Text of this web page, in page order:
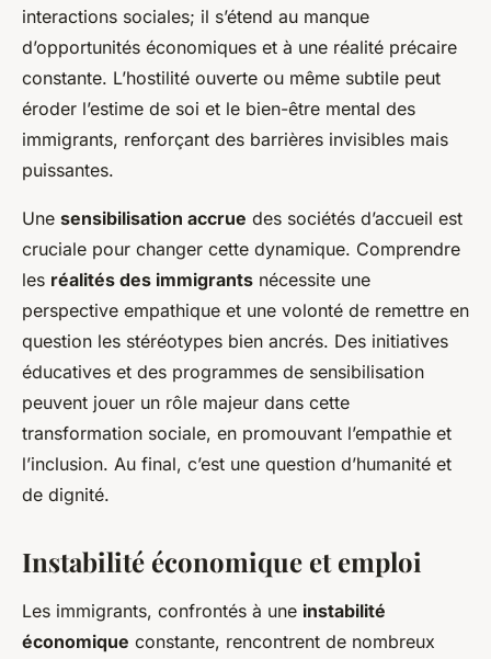
interactions sociales; il s’étend au manque
d’opportunités économiques et à une réalité précaire
constante. L’hostilité ouverte ou même subtile peut
éroder l’estime de soi et le bien-être mental des
immigrants, renforçant des barrières invisibles mais
puissantes.
Une sensibilisation accrue des sociétés d’accueil est
cruciale pour changer cette dynamique. Comprendre
les réalités des immigrants nécessite une
perspective empathique et une volonté de remettre en
question les stéréotypes bien ancrés. Des initiatives
éducatives et des programmes de sensibilisation
peuvent jouer un rôle majeur dans cette
transformation sociale, en promouvant l’empathie et
l’inclusion. Au final, c’est une question d’humanité et
de dignité.
Instabilité économique et emploi
Les immigrants, confrontés à une instabilité
économique constante, rencontrent de nombreux